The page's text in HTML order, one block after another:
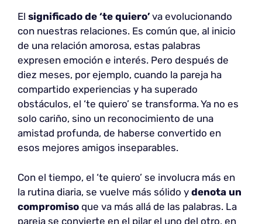
El significado de ‘te quiero’ va evolucionando
con nuestras relaciones. Es común que, al inicio
de una relación amorosa, estas palabras
expresen emoción e interés. Pero después de
diez meses, por ejemplo, cuando la pareja ha
compartido experiencias y ha superado
obstáculos, el ‘te quiero’ se transforma. Ya no es
solo cariño, sino un reconocimiento de una
amistad profunda, de haberse convertido en
esos mejores amigos inseparables.
Con el tiempo, el ‘te quiero’ se involucra más en
la rutina diaria, se vuelve más sólido y denota un
compromiso que va más allá de las palabras. La
pareja se convierte en el pilar el uno del otro, en